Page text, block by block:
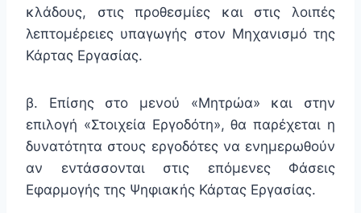
κλάδους, στις προθεσμίες και στις λοιπές
λεπτομέρειες υπαγωγής στον Μηχανισμό της
Κάρτας Εργασίας.
β. Επίσης στο μενού «Μητρώα» και στην
επιλογή «Στοιχεία Εργοδότη», θα παρέχεται η
δυνατότητα στους εργοδότες να ενημερωθούν
αν εντάσσονται στις επόμενες Φάσεις
Εφαρμογής της Ψηφιακής Κάρτας Εργασίας.